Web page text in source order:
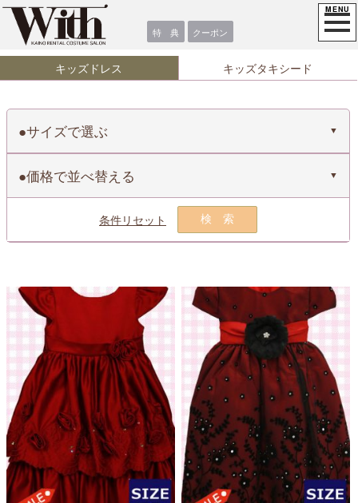
特 典 クーポン
キッズドレス キッズタキシード
サイズで選ぶ
価格で並べ替える
条件リセット 検索